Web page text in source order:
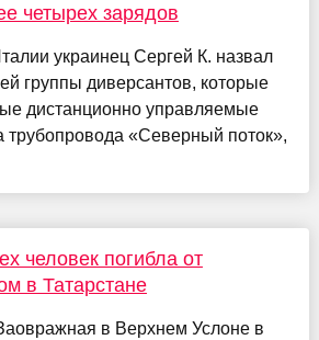
четырех зарядов
украинец Сергей К. назвал
группы диверсантов, которые
дистанционно управляемые
трубопровода «Северный поток»,
человек погибла от
в Татарстане
в Верхнем Услоне в